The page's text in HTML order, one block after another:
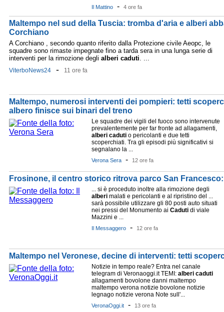
Il Mattino - 4 ore fa
Maltempo nel sud della Tuscia: tromba d'aria e alberi
Corchiano
A Corchiano , secondo quanto riferito dalla Protezione civile Aeopc, le
squadre sono rimaste impegnate fino a tarda sera in una lunga serie di
interventi per la rimozione degli alberi caduti. ...
ViterboNews24 - 11 ore fa
Maltempo, numerosi interventi dei pompieri: tetti
albero finisce sui binari del treno
Le squadre dei vigili del fuoco sono intervenute
prevalentemente per far fronte ad allagamenti,
alberi caduti o pericolanti e due tetti
scoperchiati. Tra gli episodi più significativi si
segnalano la ...
Verona Sera - 12 ore fa
Frosinone, il centro storico ritrova parco San
... si è proceduto inoltre alla rimozione degli
alberi malati e pericolanti e al ripristino del ...
sarà possibile utilizzare gli 80 posti auto situati
nei pressi del Monumento ai Caduti di viale
Mazzini e ...
Il Messaggero - 12 ore fa
Maltempo nel Veronese, decine di interventi: tetti
Notizie in tempo reale? Entra nel canale
telegram di Veronaoggi.it TEMI: alberi caduti
allagamenti bovolone danni maltempo
maltempo verona notizie bovolone notizie
legnago notizie verona Note sull'...
VeronaOggi.it - 13 ore fa